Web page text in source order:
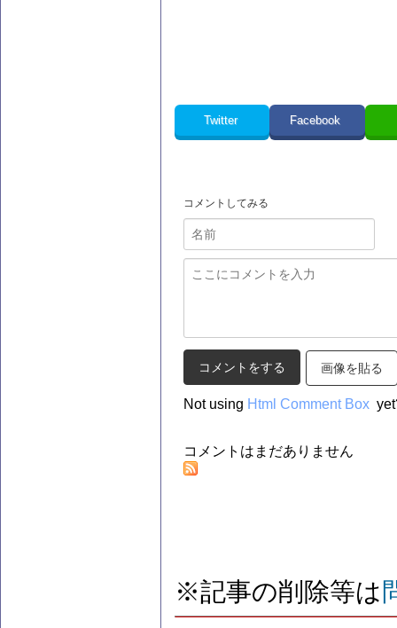
Twitter Facebook
コメントしてみる
画像を貼る
Not using Html Comment Box
コメントはまだありません
※記事の削除等は